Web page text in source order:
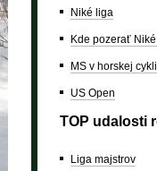
Niké liga
Kde pozerať
MS v horskej
US Open
TOP udalosti
Liga majstrov